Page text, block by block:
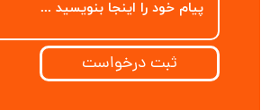
ثبت درخواست